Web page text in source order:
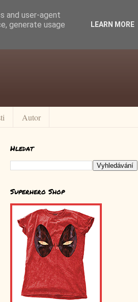
Autor
Hledat
Superhero Shop
and user-agent
generate usage
LEARN MORE